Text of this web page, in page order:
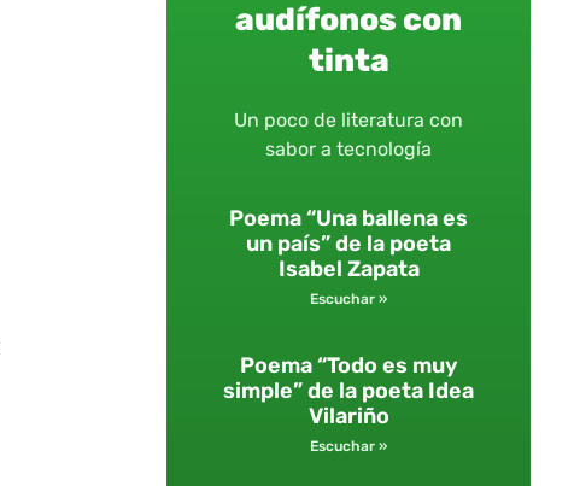
audífonos con
tinta
Un poco de literatura con
sabor a tecnología
Poema “Una ballena es
un país” de la poeta
Isabel Zapata
Escuchar »
Poema “Todo es muy
simple” de la poeta Idea
Vilariño
Escuchar »